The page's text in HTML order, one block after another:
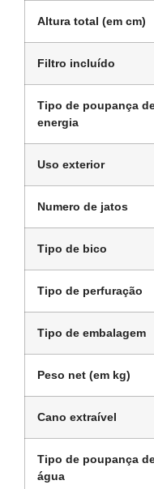
Altura total (em cm)
Filtro incluído
Tipo de poupança
energia
Uso exterior
Numero de jatos
Tipo de bico
Tipo de perfuração
Tipo de embalagem
Peso net (em kg)
Cano extraível
Tipo de poupança
água